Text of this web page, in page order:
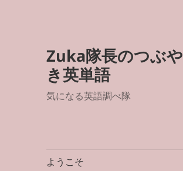
Zuka隊長のつぶや
き英単語
気になる英語調べ隊
ようこそ